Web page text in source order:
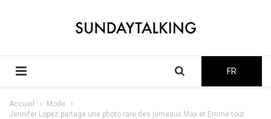
FR
Accueil
Mode
Jennifer Lopez partage une photo rare des jumeaux Max et Emme tout